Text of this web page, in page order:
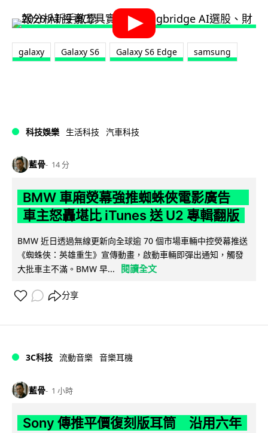
galaxy Galaxy S6 Galaxy S6 Edge samsung
科技娛樂 生活科技 汽車科技
藍骨 14 分
BMW 車廂熒幕強推蜘蛛俠電影廣告
車主怒轟堪比 iTunes 送 U2 專輯翻版
BMW 近日透過無線更新向全球逾 70 個市場車輛中控熒幕推送
《蜘蛛俠：英雄重生》宣傳動畫，啟動車輛即彈出通知，觸發
大批車主不滿。BMW 早...
閱讀全文
分享
3C科技 流動音樂 音樂耳機
藍骨 1 小時
Sony 傳推平價復刻版耳筒 沿用六年